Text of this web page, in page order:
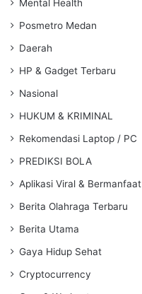
Mental Health
Posmetro Medan
Daerah
HP & Gadget Terbaru
Nasional
HUKUM & KRIMINAL
Rekomendasi Laptop / PC
PREDIKSI BOLA
Aplikasi Viral & Bermanfaat
Berita Olahraga Terbaru
Berita Utama
Gaya Hidup Sehat
Cryptocurrency